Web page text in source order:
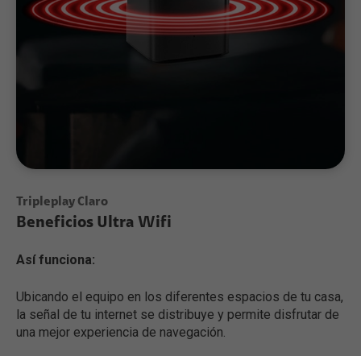
Tripleplay Claro
Beneficios Ultra Wifi
Así funciona:
Ubicando el equipo en los diferentes espacios de tu casa,
la señal de tu internet se distribuye y permite disfrutar de
una mejor experiencia de navegación.